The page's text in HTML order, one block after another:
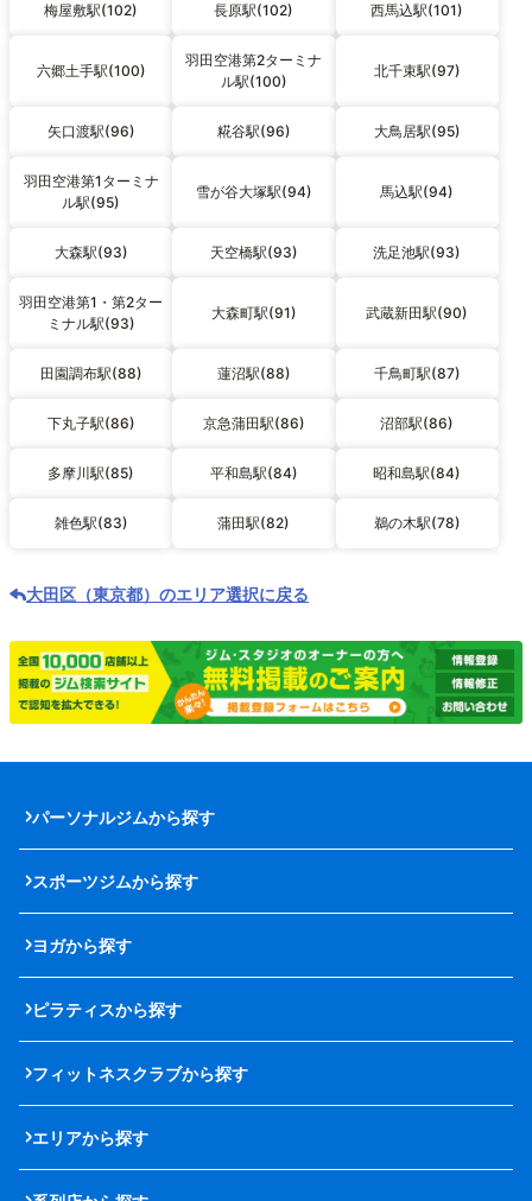
梅屋敷駅(102) 長原駅(102) 西馬込駅(101)
六郷土手駅(100)
羽田空港第2ターミナ
ル駅(100)
北千束駅(97)
矢口渡駅(96) 糀谷駅(96) 大鳥居駅(95)
羽田空港第1ターミナ
ル駅(95)
雪が谷大塚駅(94) 馬込駅(94)
大森駅(93) 天空橋駅(93) 洗足池駅(93)
羽田空港第1・第2ター
ミナル駅(93)
大森町駅(91) 武蔵新田駅(90)
田園調布駅(88) 蓮沼駅(88) 千鳥町駅(87)
下丸子駅(86) 京急蒲田駅(86) 沼部駅(86)
多摩川駅(85) 平和島駅(84) 昭和島駅(84)
雑色駅(83) 蒲田駅(82) 鵜の木駅(78)
大田区（東京都）のエリア選択に戻る
パーソナルジムから探す
スポーツジムから探す
ヨガから探す
ピラティスから探す
フィットネスクラブから探す
エリアから探す